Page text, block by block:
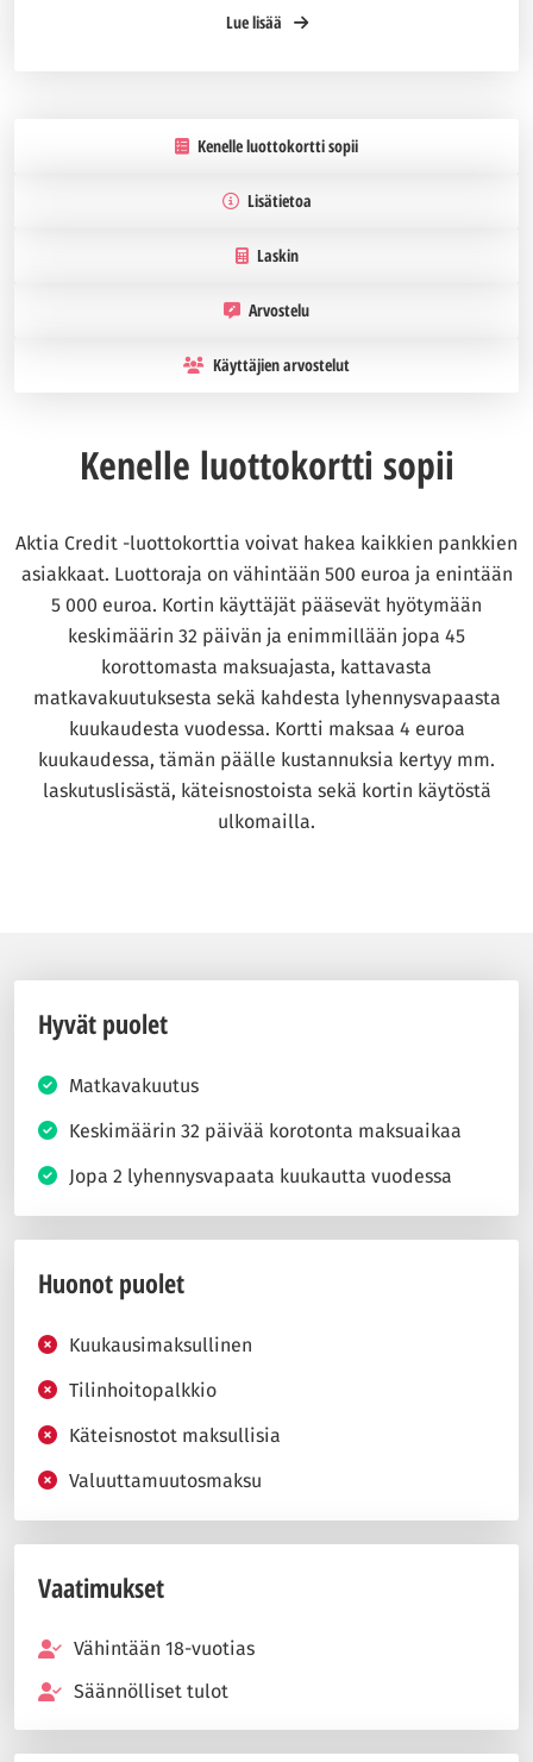
Lue lisää
Kenelle luottokortti sopii
Lisätietoa
Laskin
Arvostelu
Käyttäjien arvostelut
Kenelle luottokortti sopii
Aktia Credit -luottokorttia voivat hakea kaikkien pankkien
asiakkaat. Luottoraja on vähintään 500 euroa ja enintään
5 000 euroa. Kortin käyttäjät pääsevät hyötymään
keskimäärin 32 päivän ja enimmillään jopa 45
korottomasta maksuajasta, kattavasta
matkavakuutuksesta sekä kahdesta lyhennysvapaasta
kuukaudesta vuodessa. Kortti maksaa 4 euroa
kuukaudessa, tämän päälle kustannuksia kertyy mm.
laskutuslisästä, käteisnostoista sekä kortin käytöstä
ulkomailla.
Hyvät puolet
Matkavakuutus
Keskimäärin 32 päivää korotonta maksuaikaa
Jopa 2 lyhennysvapaata kuukautta vuodessa
Huonot puolet
Kuukausimaksullinen
Tilinhoitopalkkio
Käteisnostot maksullisia
Valuuttamuutosmaksu
Vaatimukset
Vähintään 18-vuotias
Säännölliset tulot